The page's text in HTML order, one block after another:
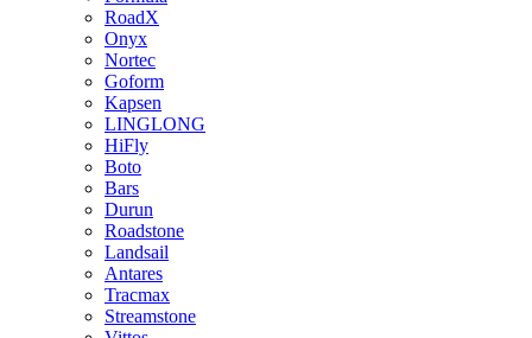
RoadX
Onyx
Nortec
Goform
Kapsen
LINGLONG
HiFly
Boto
Bars
Durun
Roadstone
Landsail
Antares
Tracmax
Streamstone